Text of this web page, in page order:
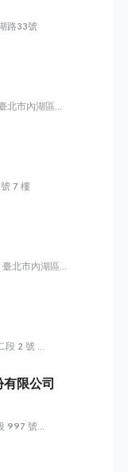
路33號
北市內湖區民
7 樓
臺北市內湖區瑞
2 號 11
限公司
997 號